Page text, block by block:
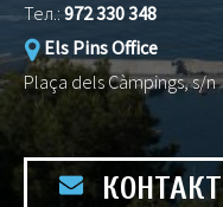
Тел.:972 330 348
Els Pins Office
Plaça dels Càmpings, s/n
КОНТАКТ